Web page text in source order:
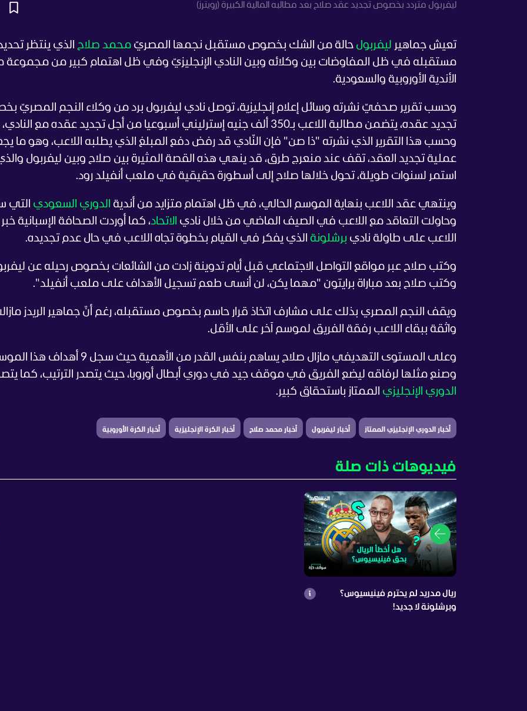
ليفربول متردد بخصوص تجديد عقد صلاح بعد مطالبه المالية الكبيرة (رويترز)
تعيش جماهير ليفربول حالة من الشك بخصوص مستقبل نجمها المصريّ محمد صلاح الذي ينتظر
مستقبله في ظل المفاوضات بين وكلائه وبين النادي الإنجليزيّ وفي ظل اهتمام كبير من مجموعة
الأندية الأوروبية والسعودية.
وحسب تقرير صحفيّ نشرته وسائل إعلام إنجليزية، توصل نادي ليفربول برد من وكلاء النجم المصريّ
تجديد عقده، يتضمن مطالبة اللاعب بـ350 ألف جنيه إسترليني أسبوعيا من أجل تجديد عقده مع النادي،
وحسب هذا التقرير الذي نشرته "ذا صن" فإن النّادي قد رفض دفع المبلغ الذي يطلبه اللاعب، وهو ما
عملية تجديد العقد، تقف عند منعرج طرق، قد ينهي هذه القصة المثيرة بين صلاح وبين ليفربول
استمر لسنوات طويلة، تحول خلالها صلاح إلى أسطورة حقيقية في ملعب أنفيلد رود.
وينتهي عقد اللاعب بنهاية الموسم الحالي، في ظل اهتمام متزايد من أندية الدوري السعودي التي
وحاولت التعاقد مع اللاعب في الصيف الماضي من خلال نادي الاتحاد، كما أوردت الصحافة الإسبانية
اللاعب على طاولة نادي برشلونة الذي يفكر في القيام بخطوة تجاه اللاعب في حال عدم تجديده.
وكتب صلاح عبر مواقع التواصل الاجتماعي قبل أيام تدوينة زادت من الشائعات بخصوص رحيله عن
وكتب صلاح بعد مباراة برايتون "مهما يكن، لن أنسى طعم تسجيل الأهداف على ملعب أنفيلد".
ويقف النجم المصري بذلك على مشارف اتخاذ قرار حاسم بخصوص مستقبله، رغم أنّ جماهير الريدز
واثقة ببقاء اللاعب رفقة الفريق لموسم آخر على الأقل.
وعلى المستوى التهديفي مازال صلاح يساهم بنفس القدر من الأهمية حيث سجل 9
وصنع مثلها لرفاقه ليضع الفريق في موقف جيد في دوري أبطال أوروبا، حيث يتصدر الترتيب، كما
الدوري الإنجليزي الممتاز باستحقاق كبير.
أخبار الدوري الإنجليزي الممتاز أخبار ليفربول أخبار محمد صلاح أخبار الكرة الإنجليزية أخبار الكرة الأوروبية
فيديوهات ذات صلة
ريال مدريد لم يحترم فينيسيوس؟
وبرشلونة لا جديد!